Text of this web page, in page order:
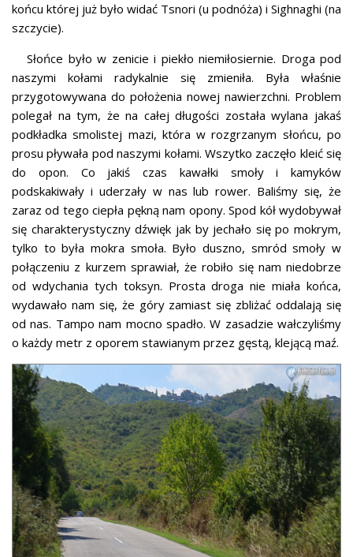
końcu której już było widać Tsnori (u podnóża) i Sighnaghi (na
szczycie).
Słońce było w zenicie i piekło niemiłosiernie. Droga pod
naszymi kołami radykalnie się zmieniła. Była właśnie
przygotowywana do położenia nowej nawierzchni. Problem
polegał na tym, że na całej długości została wylana jakaś
podkładka smolistej mazi, która w rozgrzanym słońcu, po
prosu pływała pod naszymi kołami. Wszytko zaczęło kleić się
do opon. Co jakiś czas kawałki smoły i kamyków
podskakiwały i uderzały w nas lub rower. Baliśmy się, że
zaraz od tego ciepła pękną nam opony. Spod kół wydobywał
się charakterystyczny dźwięk jak by jechało się po mokrym,
tylko to była mokra smoła. Było duszno, smród smoły w
połączeniu z kurzem sprawiał, że robiło się nam niedobrze
od wdychania tych toksyn. Prosta droga nie miała końca,
wydawało nam się, że góry zamiast się zbliżać oddalają się
od nas. Tampo nam mocno spadło. W zasadzie wałczyliśmy
o każdy metr z oporem stawianym przez gęstą, klejącą maź.